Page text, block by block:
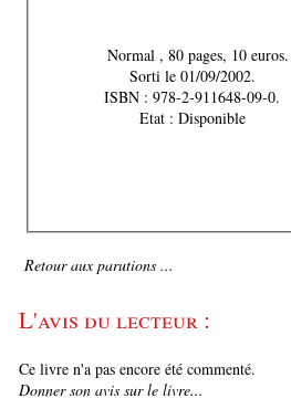
Normal , 80 pages, 10 euros.
Sorti le 01/09/2002.
ISBN : 978-2-911648-09-0.
Etat : Disponible
Retour aux parutions ...
L'avis du lecteur :
Ce livre n'a pas encore été commenté.
Donner son avis sur le livre...